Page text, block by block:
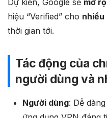
hiệu “Verified” cho nhiều
thời gian tới.
Tác động của
người dùng và
Người dùng: Dễ